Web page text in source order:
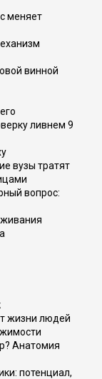
меняет
винной
ливнем 9
вузы тратят
вопрос:
жизни людей
Анатомия
потенциал,